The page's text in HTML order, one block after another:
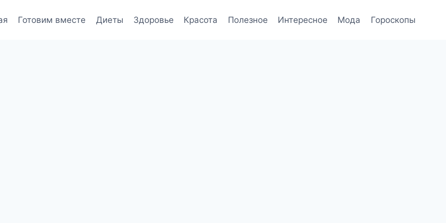
Готовим вместе Диеты Здоровье Красота Полезное Интересное Мода Гороскопы